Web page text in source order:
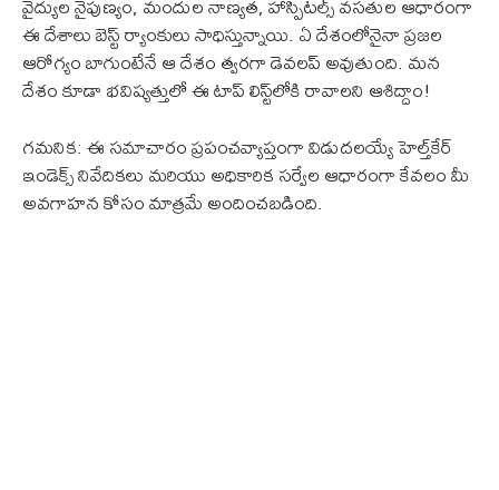
ఈ దేశాలు బెస్ట్ ర్యాంకులు సాధిస్తున్నాయి. ఏ దేశంలోనైనా ప్రజల
ఆరోగ్యం బాగుంటేనే ఆ దేశం త్వరగా డెవలప్ అవుతుంది. మన
దేశం కూడా భవిష్యత్తులో ఈ టాప్ లిస్ట్‌లోకి రావాలని ఆశిద్దాం!
గమనిక: ఈ సమాచారం ప్రపంచవ్యాప్తంగా విడుదలయ్యే హెల్త్‌కేర్
ఇండెక్స్ నివేదికలు మరియు అధికారిక సర్వేల ఆధారంగా కేవలం మీ
అవగాహన కోసం మాత్రమే అందించబడింది.